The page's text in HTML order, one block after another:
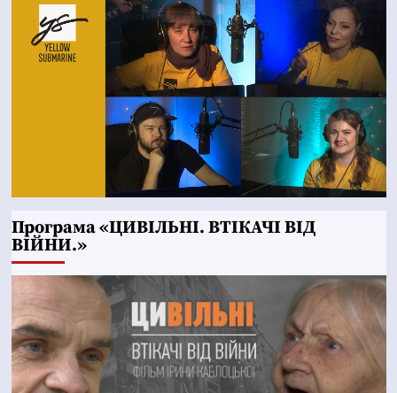
Програма «ЦИВІЛЬНІ. ВТІКАЧІ ВІД
ВІЙНИ.»